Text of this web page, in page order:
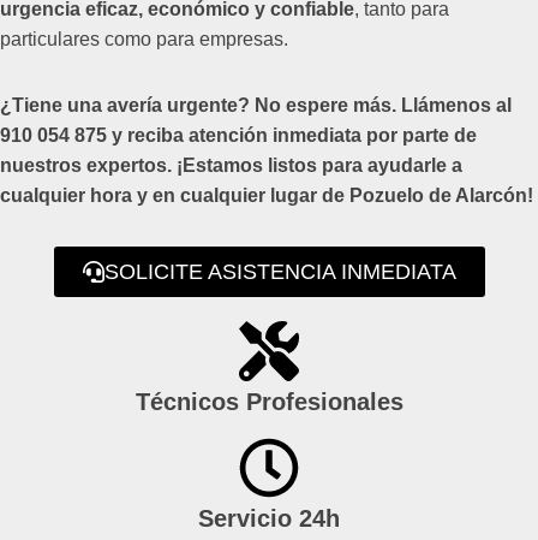
urgencia eficaz, económico y confiable, tanto para
particulares como para empresas.
¿Tiene una avería urgente? No espere más. Llámenos al
910 054 875 y reciba atención inmediata por parte de
nuestros expertos. ¡Estamos listos para ayudarle a
cualquier hora y en cualquier lugar de Pozuelo de Alarcón!
SOLICITE ASISTENCIA INMEDIATA
Técnicos Profesionales
Servicio 24h